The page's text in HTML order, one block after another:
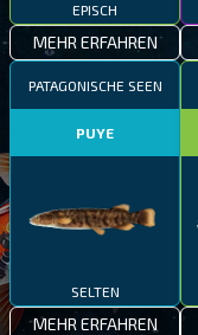
EPISCH
MEHR ERFAHREN
PATAGONISCHE SEEN
PUYE
SELTEN
MEHR ERFAHREN